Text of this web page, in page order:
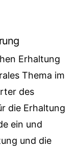
Erhaltung
Thema im
des
die Erhaltung
ein und
und die